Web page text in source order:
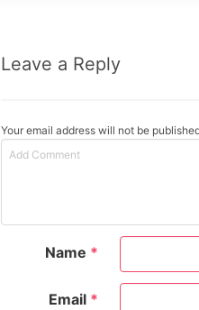
Leave a Reply
Your email address will not be
Name *
Email *